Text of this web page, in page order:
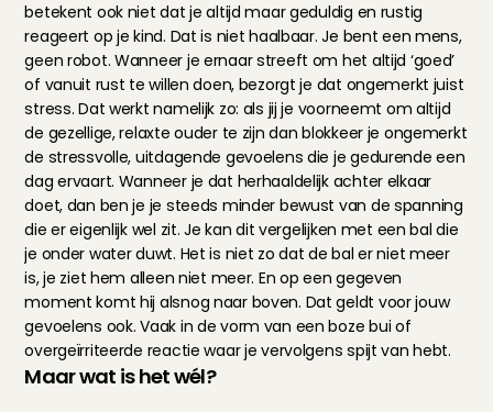
betekent ook niet dat je altijd maar geduldig en rustig
reageert op je kind. Dat is niet haalbaar. Je bent een mens,
geen robot. Wanneer je ernaar streeft om het altijd ‘goed’
of vanuit rust te willen doen, bezorgt je dat ongemerkt juist
stress. Dat werkt namelijk zo: als jij je voorneemt om altijd
de gezellige, relaxte ouder te zijn dan blokkeer je ongemerkt
de stressvolle, uitdagende gevoelens die je gedurende een
dag ervaart. Wanneer je dat herhaaldelijk achter elkaar
doet, dan ben je je steeds minder bewust van de spanning
die er eigenlijk wel zit. Je kan dit vergelijken met een bal die
je onder water duwt. Het is niet zo dat de bal er niet meer
is, je ziet hem alleen niet meer. En op een gegeven
moment komt hij alsnog naar boven. Dat geldt voor jouw
gevoelens ook. Vaak in de vorm van een boze bui of
overgeïrriteerde reactie waar je vervolgens spijt van hebt.
Maar wat is het wél?